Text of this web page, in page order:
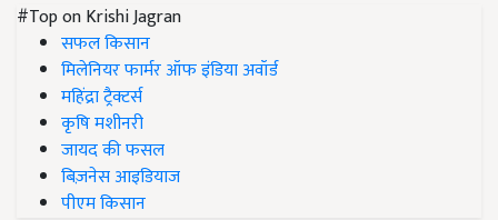
#Top on Krishi Jagran
सफल किसान
मिलेनियर फार्मर ऑफ इंडिया अवॉर्ड
महिंद्रा ट्रैक्टर्स
कृषि मशीनरी
जायद की फसल
बिज़नेस आइडियाज
पीएम किसान